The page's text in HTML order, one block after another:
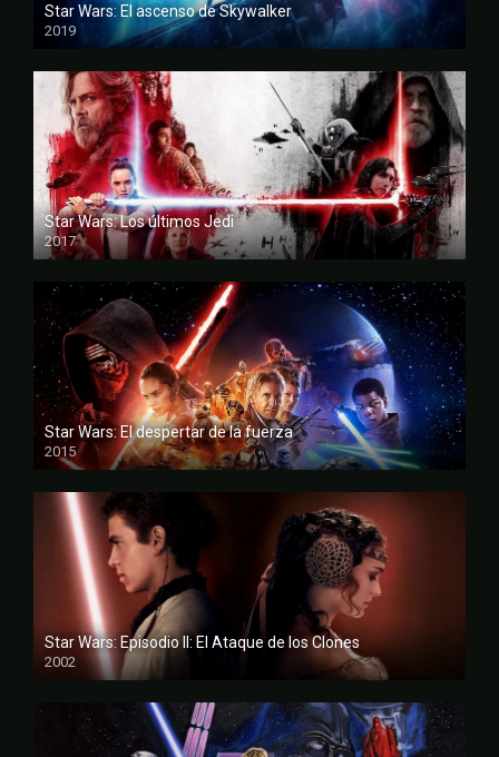
Star Wars: El ascenso de Skywalker
2019
FULL HD
Star Wars: Los últimos Jedi
2017
FULL HD
Star Wars: El despertar de la fuerza
2015
FULL HD
Star Wars: Episodio II: El Ataque de los Clones
2002
FULL HD